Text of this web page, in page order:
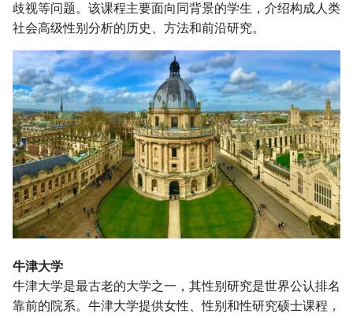
歧视等问题。该课程主要面向同背景的学生，介绍构成人类
社会高级性别分析的历史、方法和前沿研究。
牛津大学
牛津大学是最古老的大学之一，其性别研究是世界公认排名
靠前的院系。牛津大学提供女性、性别和性研究硕士课程，